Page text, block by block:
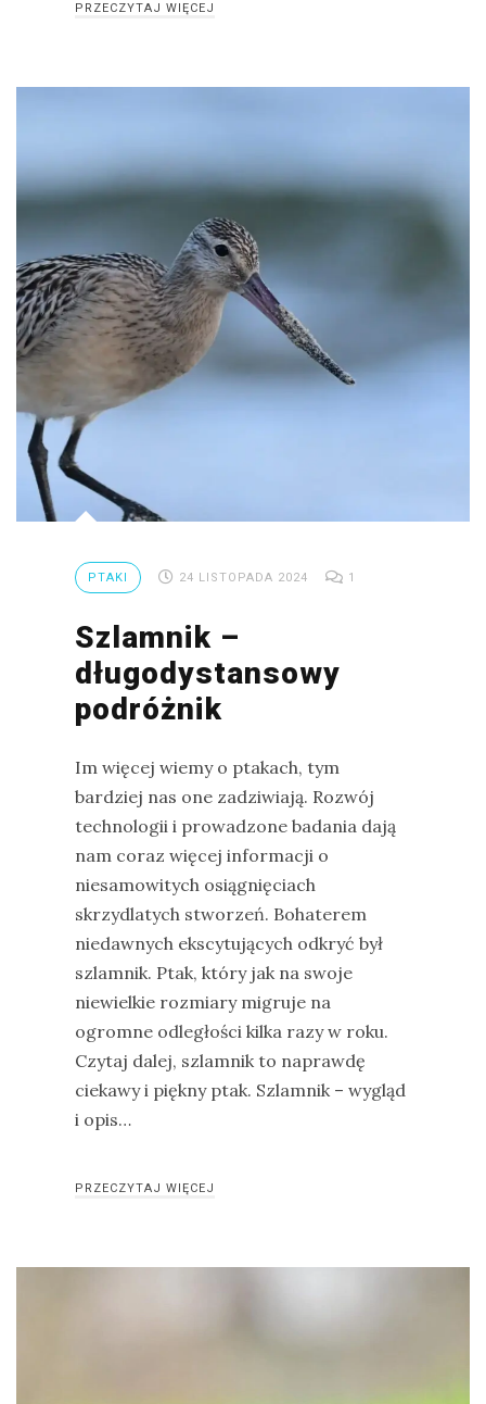
PRZECZYTAJ WIĘCEJ
PTAKI 24 LISTOPADA 2024 1
Szlamnik –
długodystansowy
podróżnik
Im więcej wiemy o ptakach, tym
bardziej nas one zadziwiają. Rozwój
technologii i prowadzone badania dają
nam coraz więcej informacji o
niesamowitych osiągnięciach
skrzydlatych stworzeń. Bohaterem
niedawnych ekscytujących odkryć był
szlamnik. Ptak, który jak na swoje
niewielkie rozmiary migruje na
ogromne odległości kilka razy w roku.
Czytaj dalej, szlamnik to naprawdę
ciekawy i piękny ptak. Szlamnik – wygląd
i opis…
PRZECZYTAJ WIĘCEJ